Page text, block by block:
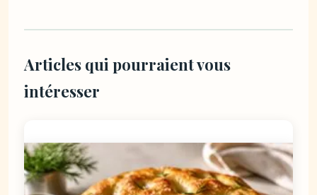
Articles qui pourraient vous
intéresser